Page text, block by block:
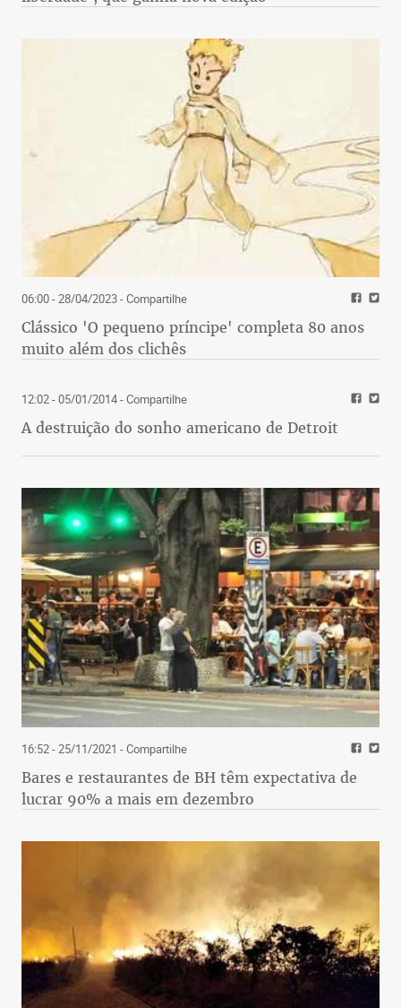
06:00 - 28/04/2023- Compartilhe
Clássico 'O pequeno príncipe' completa 80 anos
muito além dos clichês
12:02 - 05/01/2014- Compartilhe
A destruição do sonho americano de Detroit
16:52 - 25/11/2021 - Compartilhe
Bares e restaurantes de BH têm expectativa de
lucrar 90% a mais em dezembro